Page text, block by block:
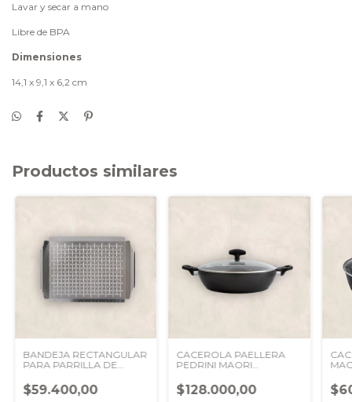
Lavar y secar a mano
Libre de BPA
Dimensiones
14,1 x 9,1 x 6,2 cm
Productos similares
BANDEJA RECTANGULAR
PARA PARRILLA DE
30 CM
$59.400,00
CACEROLA PAELLERA
PEDRINI MAORI
$128.000,00